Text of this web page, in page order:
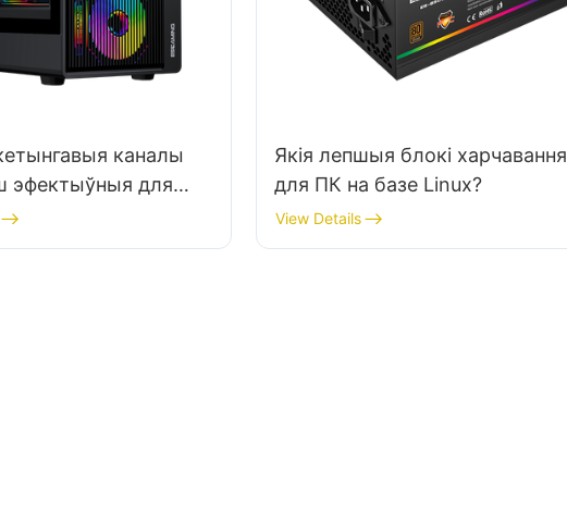
каналы
эфектыўныя для
гульнявых
для ПК?
Якія лепшыя блокі харчавання
для ПК на базе Linux?
View Details